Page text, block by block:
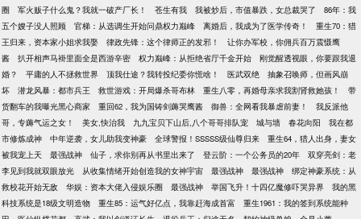
圈
军火贩子什么鬼？我就一破产厂长！ 苍生有我 我被炒后，市值暴跌，女总裁哭了
86年：我
五个嫂子没人照顾
官梯：从选调生开始问鼎权力巅峰 离婚后，我成为了医学传奇！
重生70：猎
王归来，资本家小姐求我娶
律政先锋：这个律师正的发邪！
让你办军校，你佣兵百万震慑鹰
酱
扒开相声马褂里面全是西游辛密 权力巅峰：从拒绝省厅千金开始
刚觉醒透视眼，你要跟我退
婚？
平庸的人不拯救世界 顶我仕途？我转投纪委你慌啥！ 医武双绝
抽象召唤师，但画风崩
坏
潜龙风暴：都市兵王 救世游戏：开局爆杀哥布林 重生八零，再婚母亲求我割肾救她孩！
带
货翻车的我曝光黑心商家
重回62，我为国铸剑薅哭鹰酱 御兽：全网看我暴虐前妻！
我反派他
哥，专薅气运之女！
美女,快治我 九九宝贝下山后,八个哥哥排队宠 城与墙 春花向阳
我在都
市修炼成神
中年逆袭，女儿助我变神豪 全球警报！SSSSS级仙尊归来
重生64，猎人出身，妻女
被我宠上天
最强战神 仙子，求你别再从书里出来了 登云阶：一个公务员的20年
双穿亮剑：老
李见到我就双眼放光
从收集情绪开始创造我的女神宇宙 最强战神 最强战神
绑定神豪系统：从
救校花开始无敌
华娱：资本大佬入侵娱乐圈 最强战神 举国飞升！十四亿魔修吓哭异界
我的黑
科技系统是18级文明造物
重生85：运气好亿点，我靠赶海成首富
重生1961：我的签到系统能种